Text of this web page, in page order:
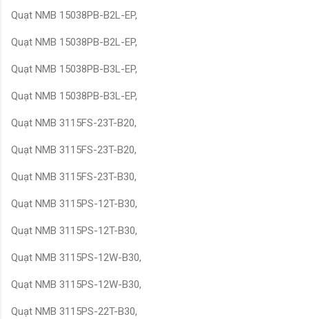
Quạt NMB 15038PB-B2L-EP,
Quạt NMB 15038PB-B2L-EP,
Quạt NMB 15038PB-B3L-EP,
Quạt NMB 15038PB-B3L-EP,
Quạt NMB 3115FS-23T-B20,
Quạt NMB 3115FS-23T-B20,
Quạt NMB 3115FS-23T-B30,
Quạt NMB 3115PS-12T-B30,
Quạt NMB 3115PS-12T-B30,
Quạt NMB 3115PS-12W-B30,
Quạt NMB 3115PS-12W-B30,
Quạt NMB 3115PS-22T-B30,